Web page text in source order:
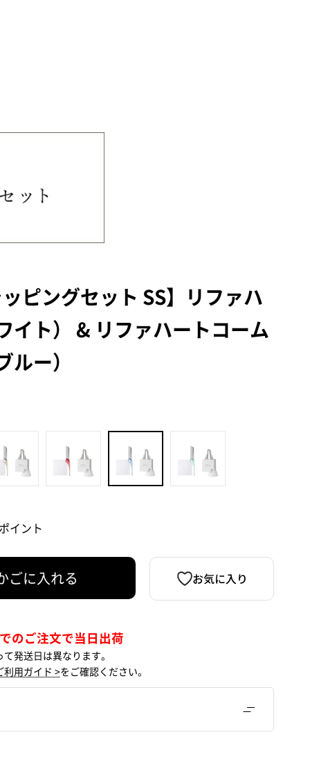
ピングセット SS】リファハ
イト） & リファハートコーム
ルー）
イント
ごに入れる お気に入り
のご注文で当日出荷
発送日は異なります。
利用ガイド >をご確認ください。